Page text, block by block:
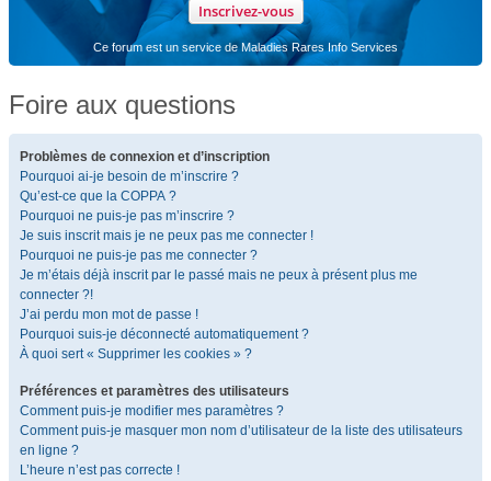
Inscrivez-vous
Ce forum est un service de Maladies Rares Info Services
Foire aux questions
Problèmes de connexion et d’inscription
Pourquoi ai-je besoin de m’inscrire ?
Qu’est-ce que la COPPA ?
Pourquoi ne puis-je pas m’inscrire ?
Je suis inscrit mais je ne peux pas me connecter !
Pourquoi ne puis-je pas me connecter ?
Je m’étais déjà inscrit par le passé mais ne peux à présent plus me
connecter ?!
J’ai perdu mon mot de passe !
Pourquoi suis-je déconnecté automatiquement ?
À quoi sert « Supprimer les cookies » ?
Préférences et paramètres des utilisateurs
Comment puis-je modifier mes paramètres ?
Comment puis-je masquer mon nom d’utilisateur de la liste des utilisateurs
en ligne ?
L’heure n’est pas correcte !